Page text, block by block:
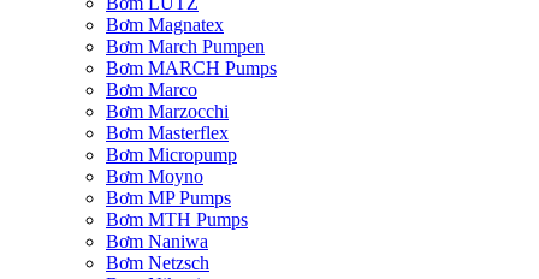
Bơm Magnatex
Bơm March Pumpen
Bơm MARCH Pumps
Bơm Marco
Bơm Marzocchi
Bơm Masterflex
Bơm Micropump
Bơm Moyno
Bơm MP Pumps
Bơm MTH Pumps
Bơm Naniwa
Bơm Netzsch